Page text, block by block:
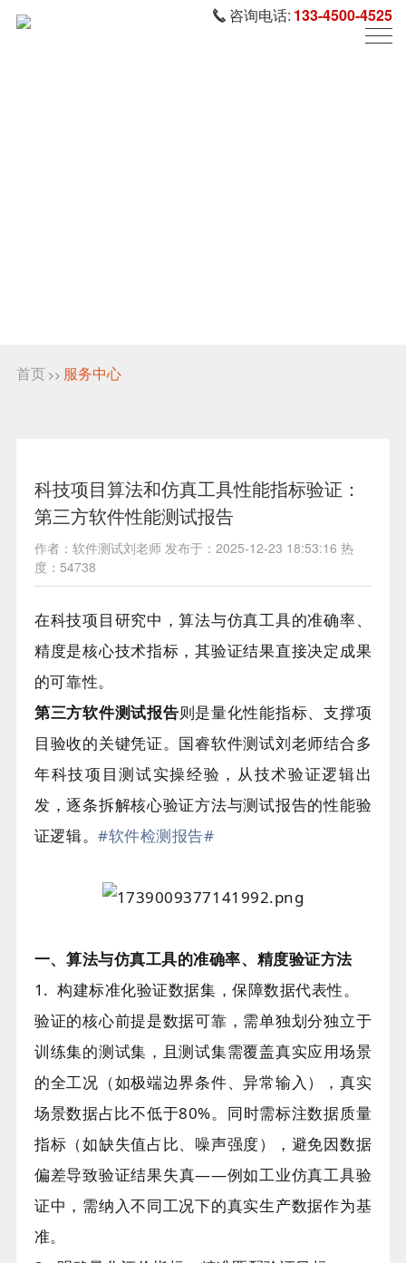
咨询电话: 133-4500-4525
首页 >> 服务中心
科技项目算法和仿真工具性能指标验证：
第三方软件性能测试报告
作者：软件测试刘老师 发布于：2025-12-23 18:53:16 热
度：54738
在科技项目研究中，算法与仿真工具的准确率、
精度是核心技术指标，其验证结果直接决定成果
的可靠性。
第三方软件测试报告则是量化性能指标、支撑项
目验收的关键凭证。国睿软件测试刘老师结合多
年科技项目测试实操经验，从技术验证逻辑出
发，逐条拆解核心验证方法与测试报告的性能验
证逻辑。#软件检测报告#
一、算法与仿真工具的准确率、精度验证方法
1. 构建标准化验证数据集，保障数据代表性。
验证的核心前提是数据可靠，需单独划分独立于
训练集的测试集，且测试集需覆盖真实应用场景
的全工况（如极端边界条件、异常输入），真实
场景数据占比不低于80%。同时需标注数据质量
指标（如缺失值占比、噪声强度），避免因数据
偏差导致验证结果失真——例如工业仿真工具验
证中，需纳入不同工况下的真实生产数据作为基
准。